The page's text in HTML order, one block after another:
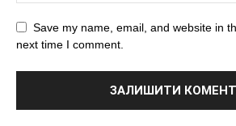
Save my name, email, and website in
next time I comment.